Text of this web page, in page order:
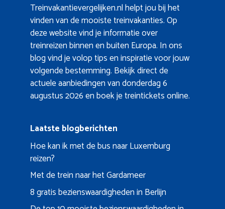
Treinvakantievergelijken.nl helpt jou bij het
vinden van de mooiste treinvakanties. Op
deze website vind je informatie over
treinreizen binnen en buiten Europa. In ons
blog vind je volop tips en inspiratie voor jouw
volgende bestemming. Bekijk direct de
actuele aanbiedingen van donderdag 6
augustus 2026 en boek je treintickets online.
Laatste blogberichten
Hoe kan ik met de bus naar Luxemburg
reizen?
Met de trein naar het Gardameer
8 gratis bezienswaardigheden in Berlijn